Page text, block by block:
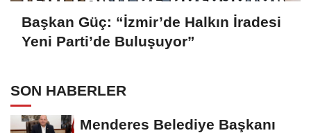
Başkan Güç: “İzmir’de Halkın İradesi
Yeni Parti’de Buluşuyor”
SON HABERLER
Menderes Belediye Başkanı